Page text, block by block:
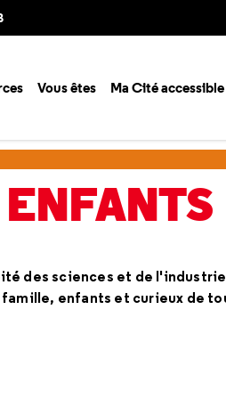
Vous êtes Ma Cité accessible
des sciences et de
enfants et curieux de